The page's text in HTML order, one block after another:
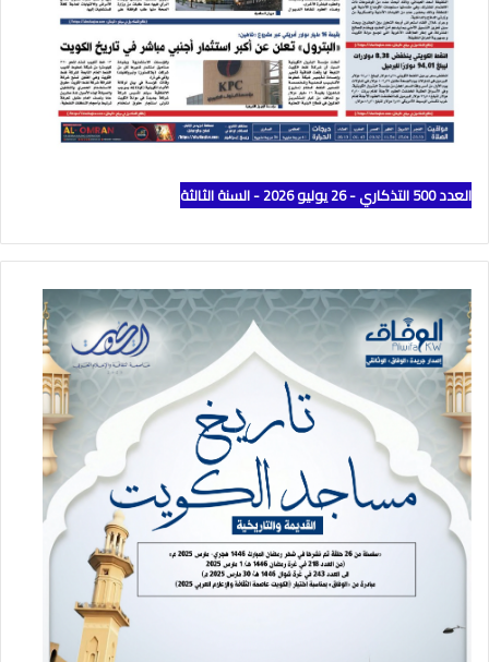
العدد 500 التذكاري - 26 يوليو 2026 - السنة الثالثة